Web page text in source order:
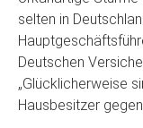
selten in
Deutschen
„Glücklicherweise
Hausbesitzer